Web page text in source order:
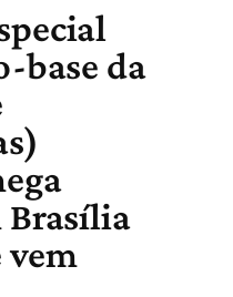
base da
Brasília
vem